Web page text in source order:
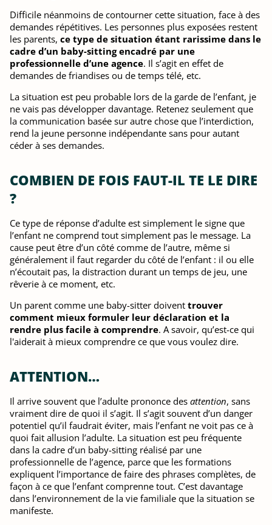
Difficile néanmoins de contourner cette situation, face à des
demandes répétitives. Les personnes plus exposées restent
les parents, ce type de situation étant rarissime dans le
cadre d’un baby-sitting encadré par une
professionnelle d’une agence. Il s’agit en effet de
demandes de friandises ou de temps télé, etc.
La situation est peu probable lors de la garde de l’enfant, je
ne vais pas développer davantage. Retenez seulement que
la communication basée sur autre chose que l’interdiction,
rend la jeune personne indépendante sans pour autant
céder à ses demandes.
COMBIEN DE FOIS FAUT-IL TE LE DIRE
?
Ce type de réponse d’adulte est simplement le signe que
l’enfant ne comprend tout simplement pas le message. La
cause peut être d’un côté comme de l’autre, même si
généralement il faut regarder du côté de l’enfant : il ou elle
n’écoutait pas, la distraction durant un temps de jeu, une
rêverie à ce moment, etc.
Un parent comme une baby-sitter doivent trouver
comment mieux formuler leur déclaration et la
rendre plus facile à comprendre. A savoir, qu’est-ce qui
l'aiderait à mieux comprendre ce que vous voulez dire.
ATTENTION…
Il arrive souvent que l’adulte prononce des attention, sans
vraiment dire de quoi il s’agit. Il s’agit souvent d’un danger
potentiel qu’il faudrait éviter, mais l’enfant ne voit pas ce à
quoi fait allusion l’adulte. La situation est peu fréquente
dans la cadre d’un baby-sitting réalisé par une
professionnelle de l’agence, parce que les formations
expliquent l’importance de faire des phrases complètes, de
façon à ce que l’enfant comprenne tout. C’est davantage
dans l’environnement de la vie familiale que la situation se
manifeste.